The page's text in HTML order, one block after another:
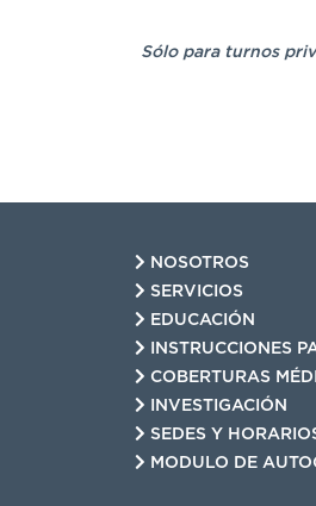
Sólo para turnos
NOSOTROS
SERVICIOS
EDUCACIÓN
INSTRUCCIONES
COBERTURAS
INVESTIGACIÓN
SEDES Y
MODULO DE